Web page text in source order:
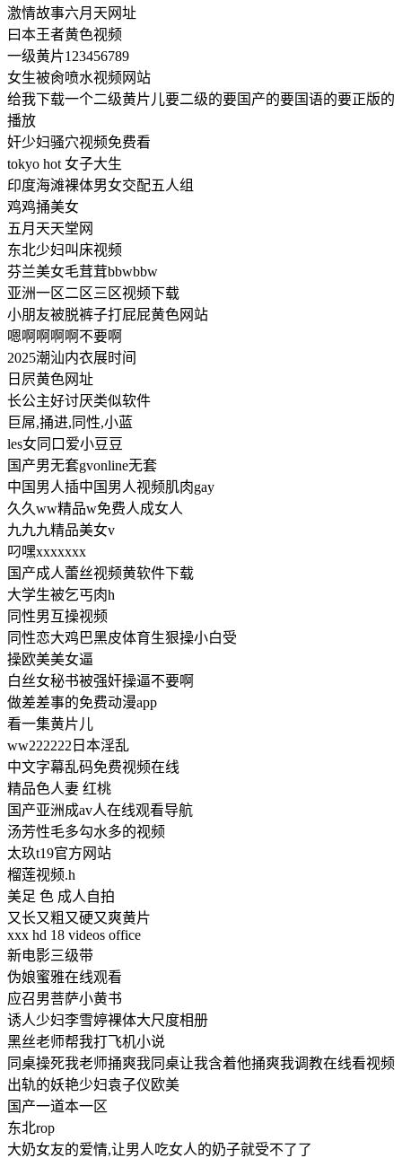
激情故事六月天网址
曰本王者黄色视频
一级黄片123456789
女生被肏喷水视频网站
给我下载一个二级黄片儿要二级的要国产的要国语的要正版的
播放
奸少妇骚穴视频免费看
tokyo hot 女子大生
印度海滩裸体男女交配五人组
鸡鸡捅美女
五月天天堂网
东北少妇叫床视频
芬兰美女毛茸茸bbwbbw
亚洲一区二区三区视频下载
小朋友被脱裤子打屁屁黄色网站
嗯啊啊啊啊不要啊
2025潮汕内衣展时间
日屄黄色网址
长公主好讨厌类似软件
巨屌,捅进,同性,小蓝
les女同口爱小豆豆
国产男无套gvonline无套
中国男人插中国男人视频肌肉gay
久久ww精品w免费人成女人
九九九精品美女v
叼嘿xxxxxxx
国产成人蕾丝视频黄软件下载
大学生被乞丐肉h
同性男互操视频
同性恋大鸡巴黑皮体育生狠操小白受
操欧美美女逼
白丝女秘书被强奸操逼不要啊
做差差事的免费动漫app
看一集黄片儿
ww222222日本淫乱
中文字幕乱码免费视频在线
精品色人妻 红桃
国产亚洲成av人在线观看导航
汤芳性毛多勾水多的视频
太玖t19官方网站
榴莲视频.h
美足 色 成人自拍
又长又粗又硬又爽黄片
xxx hd 18 videos office
新电影三级带
伪娘蜜雅在线观看
应召男菩萨小黄书
诱人少妇李雪婷裸体大尺度相册
黑丝老师帮我打飞机小说
同桌操死我老师捅爽我同桌让我含着他捅爽我调教在线看视频
出轨的妖艳少妇袁子仪欧美
国产一道本一区
东北rop
大奶女友的爱情,让男人吃女人的奶子就受不了了